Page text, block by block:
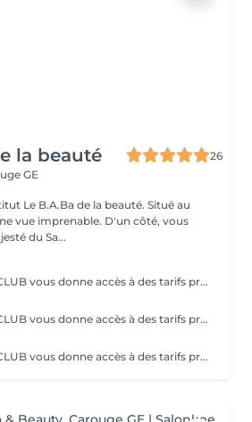
la beauté
26
GE
B.A.Ba de la beauté. Situé au
vue imprenable. D'un côté, vous
du Sa...
Notre carte membre CLUB vous donne accès à des tarifs préférentiels, des promotions et des offres exclusives tout au long de l'année pour seulement 99.- Contactez-nous au 078 692 91 17 pour commander votre carte dès maintenant!
Notre carte membre CLUB vous donne accès à des tarifs préférentiels, des promotions et des offres exclusives tout au long de l'année pour seulement 99.- Contactez-nous au 078 692 91 17 pour commander votre carte dès maintenant!
Notre carte membre CLUB vous donne accès à des tarifs préférentiels, des promotions et des offres exclusives tout au long de l'année pour seulement 99.- Contactez-nous au 078 692 91 17 pour commander votre carte dès maintenant!